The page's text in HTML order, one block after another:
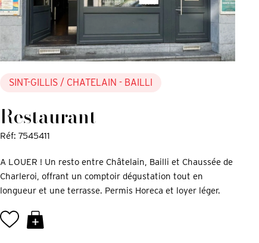
SINT-GILLIS / CHATELAIN - BAILLI
Restaurant
Réf: 7545411
A LOUER ! Un resto entre Châtelain, Bailli et Chaussée de
Charleroi, offrant un comptoir dégustation tout en
longueur et une terrasse. Permis Horeca et loyer léger.